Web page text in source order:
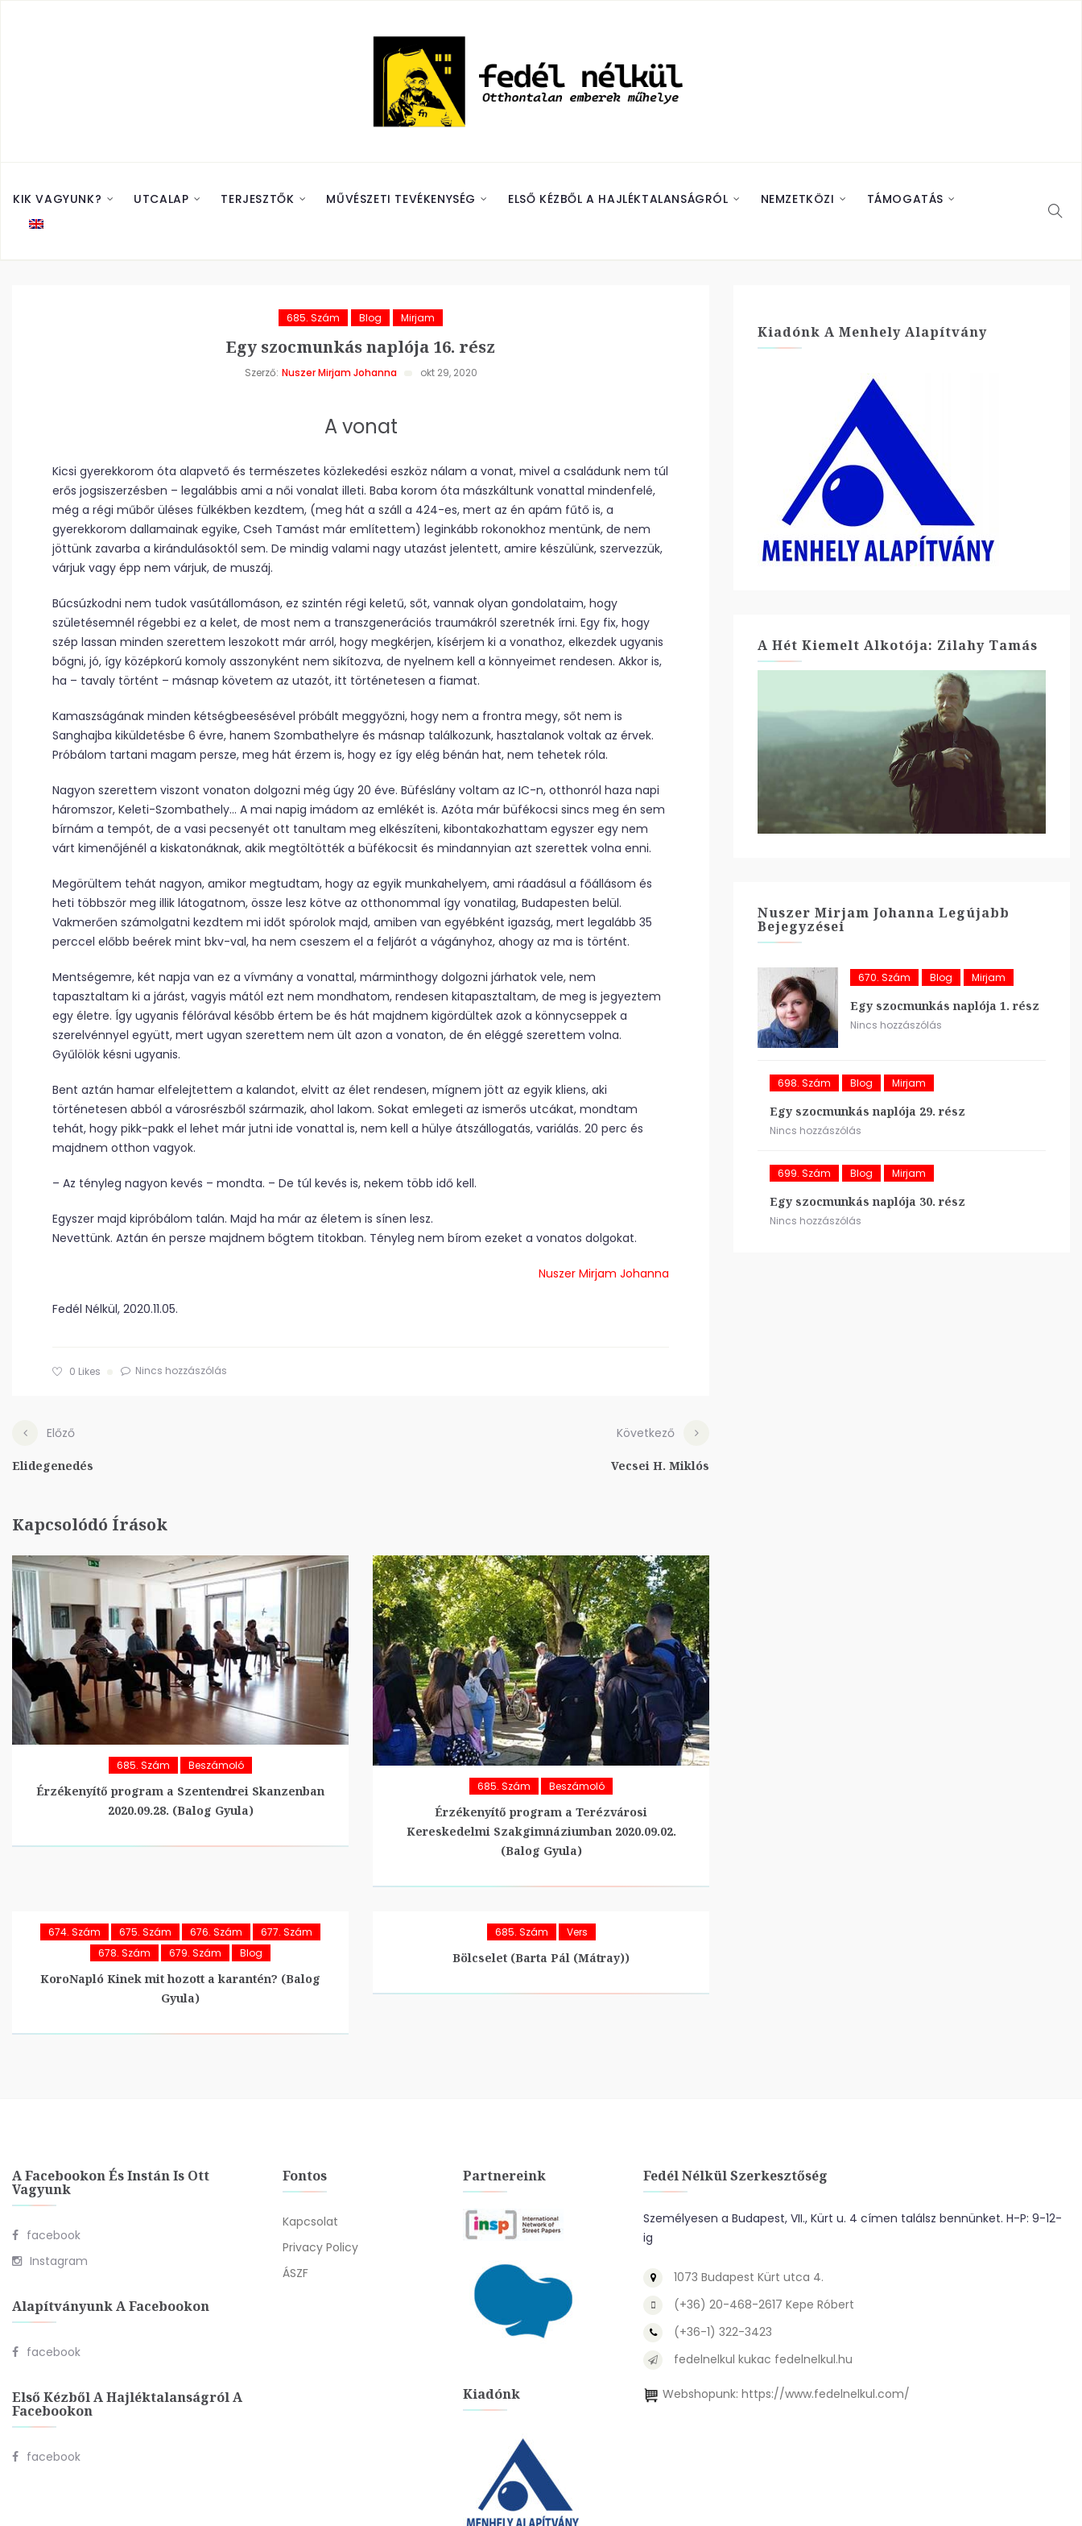
KIK VAGYUNK? UTCALAP TERJESZTŐK MŰVÉSZETI TEVÉKENYSÉG ELSŐ KÉZBŐL A HAJLÉKTALANSÁGRÓL NEMZETKÖZI TÁMOGATÁS
685. Szám Blog Mirjam
Egy szocmunkás naplója 16. rész
Szerző: Nuszer Mirjam Johanna okt 29, 2020
A vonat
Kicsi gyerekkorom óta alapvető és természetes közlekedési eszköz nálam a vonat, mivel a családunk nem túl
erős jogsiszerzésben – legalábbis ami a női vonalat illeti. Baba korom óta mászkáltunk vonattal mindenfelé,
még a régi műbőr üléses fülkékben kezdtem, (meg hát a száll a 424-es, mert az én apám fűtő is, a
gyerekkorom dallamainak egyike, Cseh Tamást már említettem) leginkább rokonokhoz mentünk, de nem
jöttünk zavarba a kirándulásoktól sem. De mindig valami nagy utazást jelentett, amire készülünk, szervezzük,
várjuk vagy épp nem várjuk, de muszáj.
Búcsúzkodni nem tudok vasútállomáson, ez szintén régi keletű, sőt, vannak olyan gondolataim, hogy
születésemnél régebbi ez a kelet, de most nem a transzgenerációs traumákról szeretnék írni. Egy fix, hogy
szép lassan minden szerettem leszokott már arról, hogy megkérjen, kísérjem ki a vonathoz, elkezdek ugyanis
bőgni, jó, így középkorú komoly asszonyként nem sikítozva, de nyelnem kell a könnyeimet rendesen. Akkor is,
ha – tavaly történt – másnap követem az utazót, itt történetesen a fiamat.
Kamaszságának minden kétségbeesésével próbált meggyőzni, hogy nem a frontra megy, sőt nem is
Sanghajba kiküldetésbe 6 évre, hanem Szombathelyre és másnap találkozunk, hasztalanok voltak az érvek.
Próbálom tartani magam persze, meg hát érzem is, hogy ez így elég bénán hat, nem tehetek róla.
Nagyon szerettem viszont vonaton dolgozni még úgy 20 éve. Büféslány voltam az IC-n, otthonról haza napi
háromszor, Keleti-Szombathely… A mai napig imádom az emlékét is. Azóta már büfékocsi sincs meg én sem
bírnám a tempót, de a vasi pecsenyét ott tanultam meg elkészíteni, kibontakozhattam egyszer egy nem
várt kimenőjénél a kiskatonáknak, akik megtöltötték a büfékocsit és mindannyian azt szerettek volna enni.
Megörültem tehát nagyon, amikor megtudtam, hogy az egyik munkahelyem, ami ráadásul a főállásom és
heti többször meg illik látogatnom, össze lesz kötve az otthonommal így vonatilag, Budapesten belül.
Vakmerően számolgatni kezdtem mi időt spórolok majd, amiben van egyébként igazság, mert legalább 35
perccel előbb beérek mint bkv-val, ha nem cseszem el a feljárót a vágányhoz, ahogy az ma is történt.
Mentségemre, két napja van ez a vívmány a vonattal, márminthogy dolgozni járhatok vele, nem
tapasztaltam ki a járást, vagyis mától ezt nem mondhatom, rendesen kitapasztaltam, de meg is jegyeztem
egy életre. Így ugyanis félórával később értem be és hát majdnem kigördültek azok a könnycseppek a
szerelvénnyel együtt, mert ugyan szerettem nem ült azon a vonaton, de én eléggé szerettem volna.
Gyűlölök késni ugyanis.
Bent aztán hamar elfelejtettem a kalandot, elvitt az élet rendesen, mígnem jött az egyik kliens, aki
történetesen abból a városrészből származik, ahol lakom. Sokat emlegeti az ismerős utcákat, mondtam
tehát, hogy pikk-pakk el lehet már jutni ide vonattal is, nem kell a hülye átszállogatás, variálás. 20 perc és
majdnem otthon vagyok.
– Az tényleg nagyon kevés – mondta. – De túl kevés is, nekem több idő kell.
Egyszer majd kipróbálom talán. Majd ha már az életem is sínen lesz.
Nevettünk. Aztán én persze majdnem bőgtem titokban. Tényleg nem bírom ezeket a vonatos dolgokat.
Nuszer Mirjam Johanna
Fedél Nélkül, 2020.11.05.
0 Likes Nincs hozzászólás
Előző
Elidegenedés
Következő
Vecsei H. Miklós
Kapcsolódó Írások
685. Szám Beszámoló
Érzékenyítő program a Szentendrei Skanzenban
2020.09.28. (Balog Gyula)
685. Szám Beszámoló
Érzékenyítő program a Terézvárosi
Kereskedelmi Szakgimnáziumban 2020.09.02.
(Balog Gyula)
674. Szám 675. Szám 676. Szám
677. Szám
678. Szám
679. Szám Blog
KoroNapló Kinek mit hozott a karantén? (Balog
Gyula)
685. Szám Vers
Bölcselet (Barta Pál (Mátray))
Kiadónk A Menhely Alapítvány
A Hét Kiemelt Alkotója: Zilahy Tamás
Nuszer Mirjam Johanna Legújabb
Bejegyzései
670. Szám Blog Mirjam
Egy szocmunkás naplója 1. rész
Nincs hozzászólás
698. Szám Blog Mirjam
Egy szocmunkás naplója 29. rész
Nincs hozzászólás
699. Szám Blog Mirjam
Egy szocmunkás naplója 30. rész
Nincs hozzászólás
A Facebookon És Instán Is Ott
Vagyunk
facebook
Instagram
Alapítványunk A Facebookon
facebook
Első Kézből A Hajléktalanságról A
Facebookon
facebook
Fontos
Kapcsolat
Privacy Policy
ÁSZF
Partnereink
Kiadónk
Fedél Nélkül Szerkesztőség
Személyesen a Budapest, VII., Kürt u. 4 címen találsz bennünket. H-P: 9-12-
ig
1073 Budapest Kürt utca 4.
(+36) 20-468-2617 Kepe Róbert
(+36-1) 322-3423
fedelnelkul kukac fedelnelkul.hu
Webshopunk: https://www.fedelnelkul.com/